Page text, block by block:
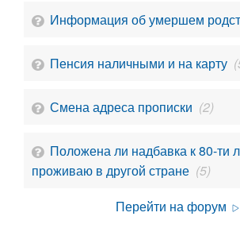
Информация об умершем
Пенсия наличными и на карту
Смена адреса прописки (2)
Положена ли надбавка к 80-ти
проживаю в другой стране (5)
Перейти на форум